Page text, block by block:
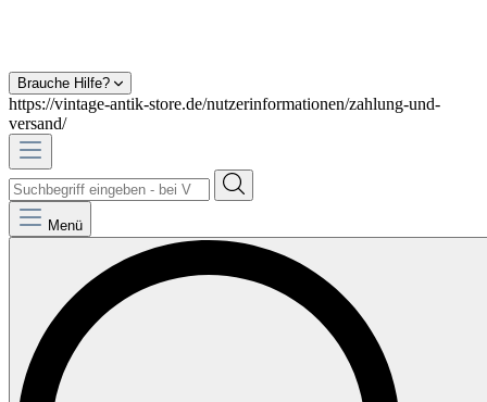
Brauche Hilfe?
https://vintage-antik-store.de/nutzerinformationen/zahlung-und-
versand/
Menü